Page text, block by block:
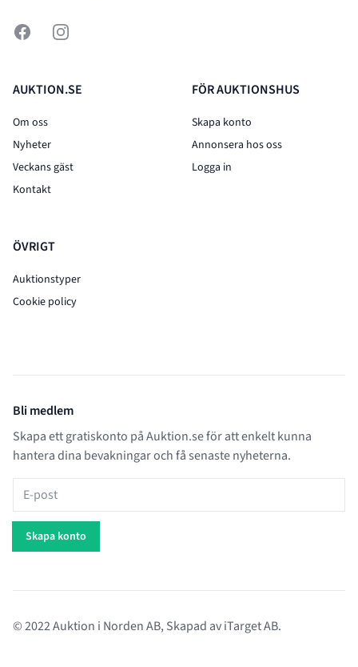
FacebookInstagram
AUKTION.SE
Om oss
Nyheter
Veckans gäst
Kontakt
ÖVRIGT
Auktionstyper
Cookie policy
FÖR AUKTIONSHUS
Skapa konto
Annonsera hos oss
Logga in
Bli medlem
Skapa ett gratiskonto på Auktion.se för att enkelt kunna
hantera dina bevakningar och få senaste nyheterna.
E-post
Skapa konto
© 2022 Auktion i Norden AB, Skapad aviTarget AB.